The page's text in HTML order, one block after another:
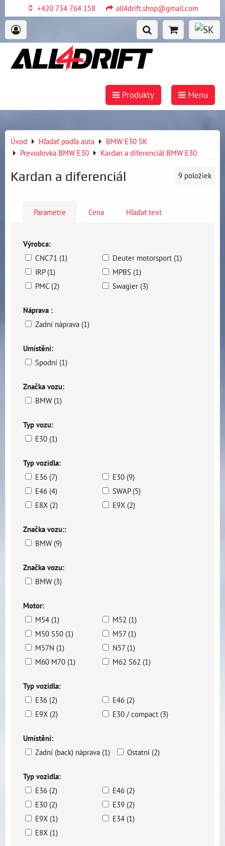
+420 734 764 158 all4drift.shop@gmail.com
Produkty Menu
Úvod Hľadať podľa auta
BMW E30 SK
Prevodovka BMW E30
Kardan a diferenciál BMW E30
Kardan a diferenciál 9 položiek
Parametre Cena Hľadať text
Výrobca:
CNC71 (1)
Deuter motorsport (1)
IRP (1)
MPBS (1)
PMC (2)
Swagier (3)
Náprava :
Zadní náprava (1)
Umístění:
Spodní (1)
Značka vozu:
BMW (1)
Typ vozu:
E30 (1)
Typ vozidla:
E36 (7)
E30 (9)
E46 (4)
SWAP (5)
E8X (2)
E9X (2)
Značka vozu::
BMW (9)
Značka vozu:
BMW (3)
Motor:
M54 (1)
M52 (1)
M50 S50 (1)
M57 (1)
M57N (1)
N57 (1)
M60 M70 (1)
M62 S62 (1)
Typ vozidla:
E36 (2)
E46 (2)
E9X (2)
E30 / compact (3)
Umístění:
Zadní (back) náprava (1)
Ostatní (2)
Typ vozidla:
E36 (2)
E46 (2)
E30 (2)
E39 (2)
E9X (1)
E34 (1)
E8X (1)